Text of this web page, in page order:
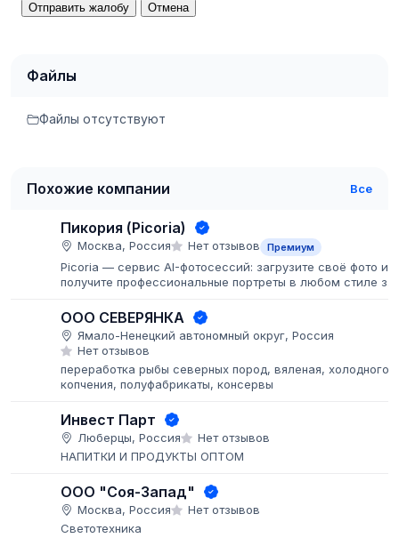
Отправить жалобу Отмена
Файлы
Файлы отсутствуют
Похожие компании Все
Пикория (Picoria)
Москва, Россия Нет отзывов Премиум
Picoria — сервис AI-фотосессий: загрузите своё фото и
получите профессиональные портреты в любом стиле за
ООО СЕВЕРЯНКА
Ямало-Ненецкий автономный округ, Россия
Нет отзывов
переработка рыбы северных пород, вяленая, холодного
копчения, полуфабрикаты, консервы
Инвест Парт
Люберцы, Россия
Нет отзывов
НАПИТКИ И ПРОДУКТЫ ОПТОМ
ООО "Соя-Запад"
Москва, Россия
Нет отзывов
Светотехника